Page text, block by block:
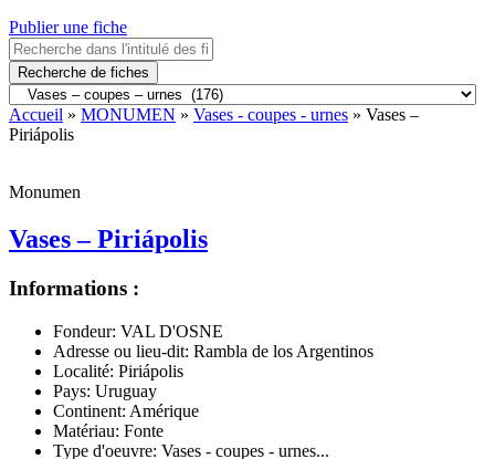
Publier une fiche
Recherche de fiches
Accueil » MONUMEN » Vases - coupes - urnes » Vases –
Piriápolis
Monumen
Vases – Piriápolis
Informations :
Fondeur: VAL D'OSNE
Adresse ou lieu-dit: Rambla de los Argentinos
Localité: Piriápolis
Pays: Uruguay
Continent: Amérique
Matériau: Fonte
Type d'oeuvre: Vases - coupes - urnes...